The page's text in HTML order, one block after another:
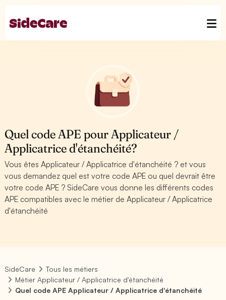
Quel code APE pour Applicateur /
Applicatrice d'étanchéité?
Vous êtes Applicateur / Applicatrice d'étanchéité ? et vous
vous demandez quel est votre code APE ou quel devrait être
votre code APE ? SideCare vous donne les différents codes
APE compatibles avec le métier de Applicateur / Applicatrice
d'étanchéité
SideCare
Tous les métiers
Métier Applicateur / Applicatrice d'étanchéité
Quel code APE Applicateur / Applicatrice d'étanchéité